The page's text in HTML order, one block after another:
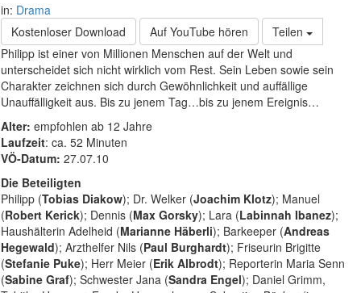
in: Drama
Kostenloser Download
Auf YouTube hören
Teilen
Philipp ist einer von Millionen Menschen auf der Welt und
unterscheidet sich nicht wirklich vom Rest. Sein Leben sowie sein
Charakter zeichnen sich durch Gewöhnlichkeit und auffällige
Unauffälligkeit aus. Bis zu jenem Tag…bis zu jenem Ereignis…
Alter: empfohlen ab 12 Jahre
Laufzeit: ca. 52 Minuten
VÖ-Datum: 27.07.10
Die Beteiligten
Philipp (Tobias Diakow); Dr. Welker (Joachim Klotz); Manuel
(Robert Kerick); Dennis (Max Gorsky); Lara (Labinnah Ibanez);
Haushälterin Adelheid (Marianne Häberli); Barkeeper (Andreas
Hegewald); Arzthelfer Nils (Paul Burghardt); Friseurin Brigitte
(Stefanie Puke); Herr Meier (Erik Albrodt); Reporterin Maria Senn
(Sabine Graf); Schwester Jana (Sandra Engel); Daniel Grimm,